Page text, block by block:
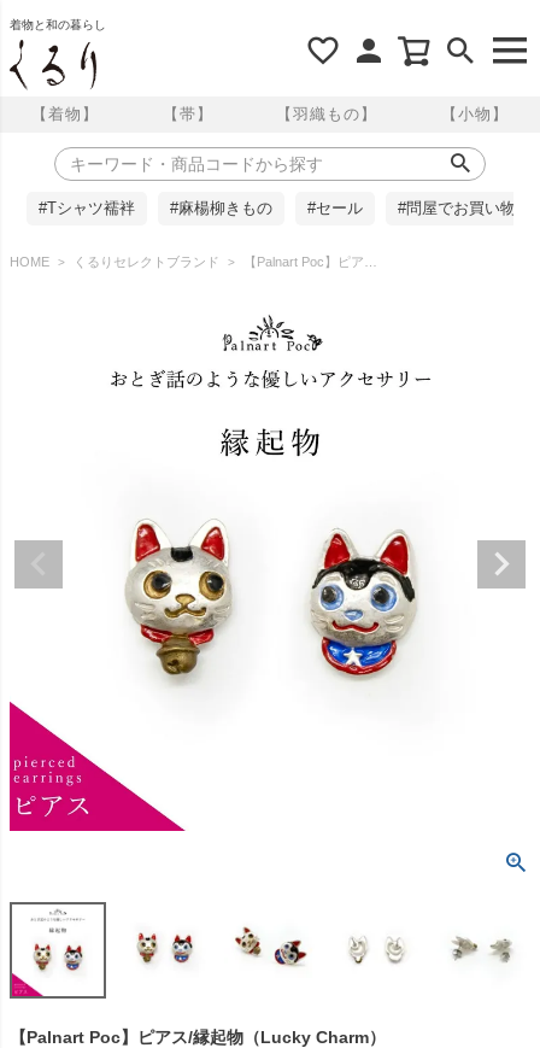
着物と和の暮らし
【着物】 【帯】 【羽織もの】 【小物】
#Tシャツ襦袢 #麻楊柳きもの #セール #問屋でお買い物
HOME くるりセレクトブランド 【Palnart Poc】ピアス/縁起物（Lucky Charm）
【Palnart Poc】ピアス/縁起物（Lucky Charm）